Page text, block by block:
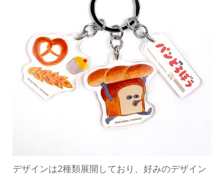
デザインは2種類展開しており、好みのデザイン